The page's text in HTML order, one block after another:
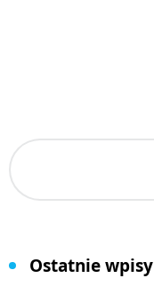
Ostatnie wpisy